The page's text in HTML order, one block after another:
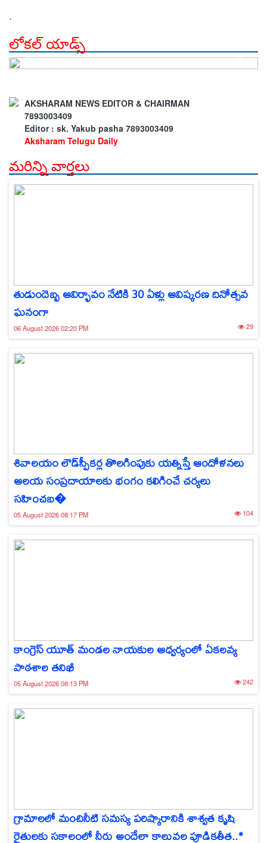
.
లోకల్ యాడ్స్
AKSHARAM NEWS EDITOR & CHAIRMAN
7893003409
Editor : sk. Yakub pasha 7893003409
Aksharam Telugu Daily
మరిన్ని వార్తలు
తుడుందెబ్బ ఆవిర్భావం నేటికి 30 ఏళ్లు ఆవిష్కరణ దినోత్సవ
ఘనంగా
06 August 2026 02:20 PM 29
శివాలయం లౌడ్‌స్పీకర్ల తొలగింపుకు యత్నిస్తే ఆందోళనలు
ఆలయ సంప్రదాయాలకు భంగం కలిగించే చర్యలు
సహించబ�
05 August 2026 08:17 PM 104
కాంగ్రెస్ యూత్ మండల నాయకుల ఆధ్వర్యంలో ఏకలవ్య
పాఠశాల తనిఖీ
05 August 2026 08:13 PM 242
గ్రామాలలో మంచినీటి సమస్య పరిష్కారానికి శాశ్వత కృషి
రైతులకు సకాలంలో నీరు అందేలా కాలువల పూడికతీత..*